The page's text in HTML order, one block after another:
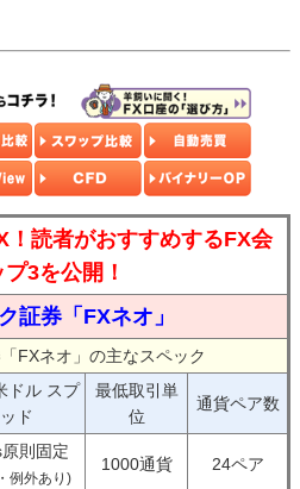
！読者がおすすめするFX会
3を公開！
証券「FXネオ」
FXネオ」の主なスペック
ドル スプ
ド
最低取引単
位
通貨ペア数
則固定
例外あり)
1000通貨 24ペア